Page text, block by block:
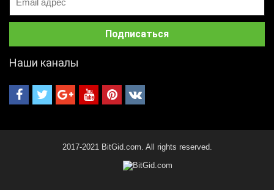
Наши каналы
2017-2021 BitGid.com. All rights reserved.